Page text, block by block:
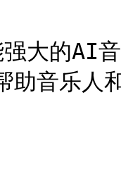
大的AI
助音乐人